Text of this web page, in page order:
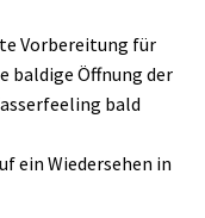
Vorbereitung für
baldige Öffnung der
bald
ein Wiedersehen in